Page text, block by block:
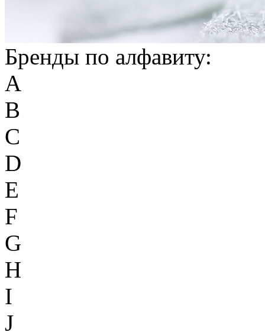
Бренды по алфавиту:
A
B
C
D
E
F
G
H
I
J